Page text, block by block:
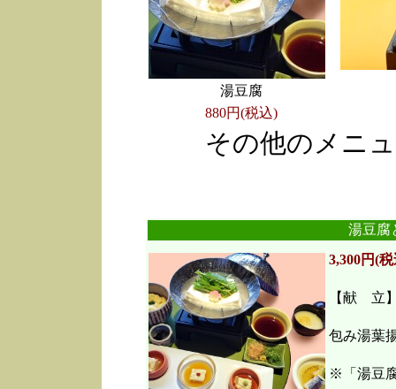
湯豆腐
880円(税込)
その他のメニ
湯豆腐
3,300円(
【献 立
包み湯葉
※「湯豆